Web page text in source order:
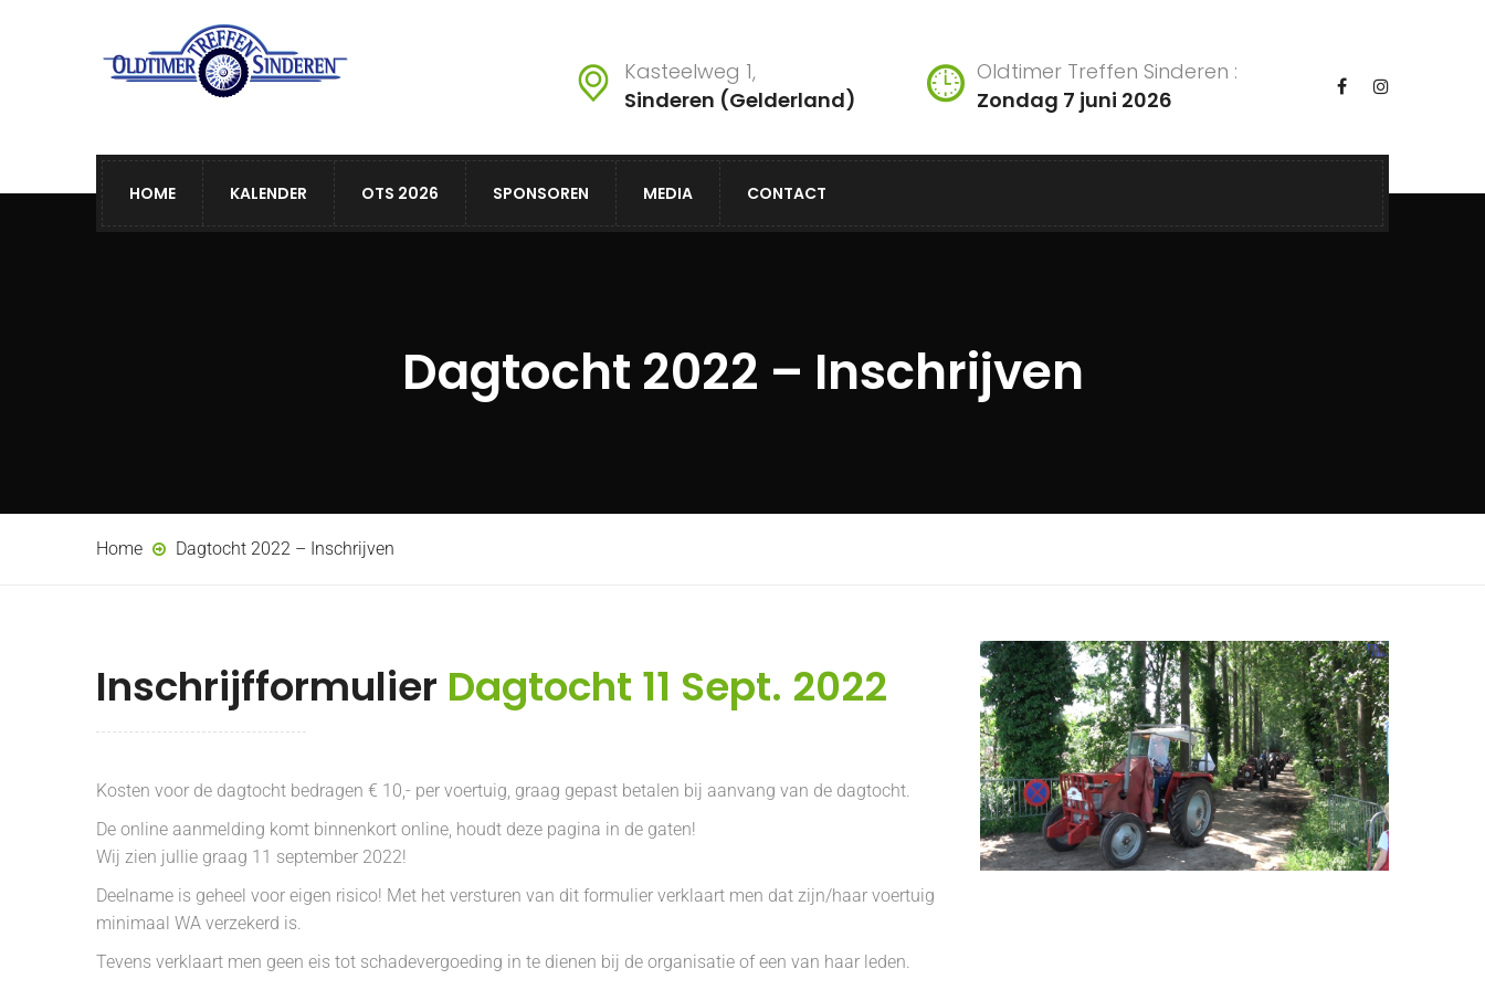
Kasteelweg 1,
Sinderen (Gelderland)
Oldtimer Treffen Sinderen :
Zondag 7 juni 2026
HOME KALENDER OTS 2026 SPONSOREN MEDIA CONTACT
Dagtocht 2022 – Inschrijven
Home Dagtocht 2022 – Inschrijven
Inschrijfformulier Dagtocht 11 Sept. 2022
Kosten voor de dagtocht bedragen € 10,- per voertuig, graag gepast betalen bij aanvang van de dagtocht.
De online aanmelding komt binnenkort online, houdt deze pagina in de gaten!
Wij zien jullie graag 11 september 2022!
Deelname is geheel voor eigen risico! Met het versturen van dit formulier verklaart men dat zijn/haar voertuig
minimaal WA verzekerd is.
Tevens verklaart men geen eis tot schadevergoeding in te dienen bij de organisatie of een van haar leden.